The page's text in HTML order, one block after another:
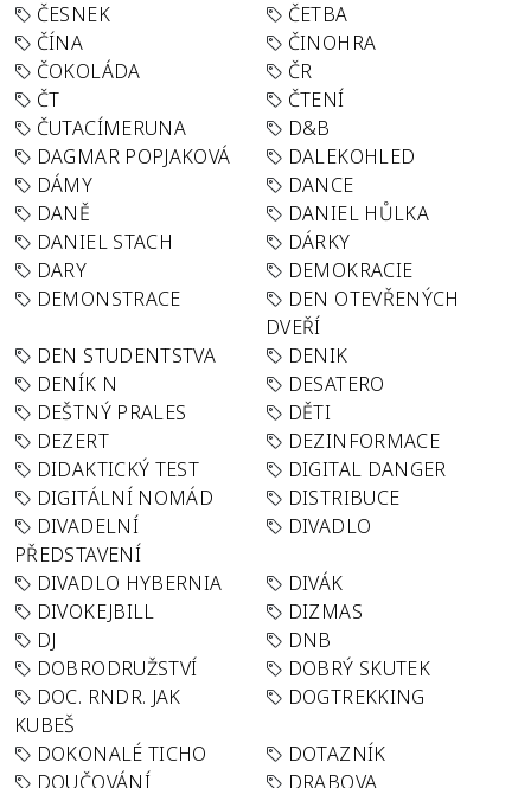
ČESNEK
ČETBA
ČÍNA
ČINOHRA
ČOKOLÁDA
ČR
ČT
ČTENÍ
ČUTACÍMERUNA
D&B
DAGMAR POPJAKOVÁ
DALEKOHLED
DÁMY
DANCE
DANĚ
DANIEL HŮLKA
DANIEL STACH
DÁRKY
DARY
DEMOKRACIE
DEMONSTRACE
DEN OTEVŘENÝCH
DVEŘÍ
DEN STUDENTSTVA
DENIK
DENÍK N
DESATERO
DEŠTNÝ PRALES
DĚTI
DEZERT
DEZINFORMACE
DIDAKTICKÝ TEST
DIGITAL DANGER
DIGITÁLNÍ NOMÁD
DISTRIBUCE
DIVADELNÍ
PŘEDSTAVENÍ
DIVADLO
DIVADLO HYBERNIA
DIVÁK
DIVOKEJBILL
DIZMAS
DJ
DNB
DOBRODRUŽSTVÍ
DOBRÝ SKUTEK
DOC. RNDR. JAK
KUBEŠ
DOGTREKKING
DOKONALÉ TICHO
DOTAZNÍK
DOUČOVÁNÍ
DRABOVA